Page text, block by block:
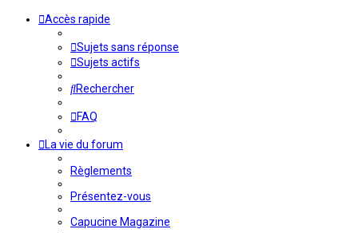
Accès rapide
Sujets sans réponse
Sujets actifs
Rechercher
FAQ
La vie du forum
Règlements
Présentez-vous
Capucine Magazine